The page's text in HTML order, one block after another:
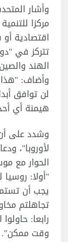
وأشار
مركزا
اقتصادية أو
تتركز في
الهند
وأضاف:
لن توافق
هيمنة أي
وشدد على
لأوروبا"،
الحوار مع
"أولا:
يجب أن
تجاهلتم
رابعا:
وقت ممكن".